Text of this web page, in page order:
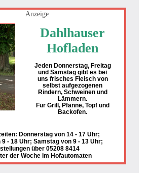
Anzeige
Dahlhauser
Hofladen
Jeden Donnerstag, Freitag
und Samstag gibt es bei
uns frisches Fleisch von
selbst aufgezogenen
Rindern, Schweinen und
Lämmern.
Für Grill, Pfanne, Topf und
Backofen.
Donnerstag von 14 - 17 Uhr;
- 18 Uhr; Samstag von 9 - 13 Uhr;
über 05208 8414
der Woche im Hofautomaten